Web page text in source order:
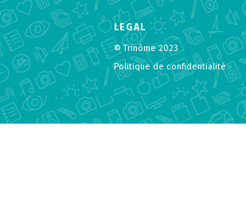
LEGAL
© Trinôme 2023
Politique de confidentialité